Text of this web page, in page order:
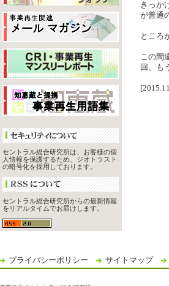
きっか
が普通
ところ
この間
回、も
セントラル総合研究所は、お客様の個
人情報を保護するため、ジオトラスト
の暗号化を採用しております。
セントラル総合研究所からの最新情報
をリアルタイムでお届けします。
プライバシーポリシー サイトマップ